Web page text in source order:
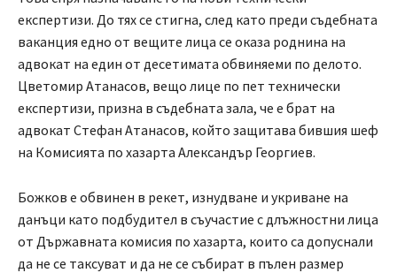
експертизи. До тях се стигна, след като преди съдебната
ваканция едно от вещите лица се оказа роднина на
адвокат на един от десетимата обвиняеми по делото.
Цветомир Атанасов, вещо лице по пет технически
експертизи, призна в съдебната зала, че е брат на
адвокат Стефан Атанасов, който защитава бившия шеф
на Комисията по хазарта Александър Георгиев.
Божков е обвинен в рекет, изнудване и укриване на
данъци като подбудител в съучастие с длъжностни лица
от Държавната комисия по хазарта, които са допуснали
да не се таксуват и да не се събират в пълен размер